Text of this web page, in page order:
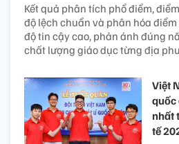
Kết quả phân tích phổ điểm,
độ lệch chuẩn và phân hóa
độ tin cậy cao, phản ánh đúng
chất lượng giáo dục từng địa
Việt
quốc
nhất
tế